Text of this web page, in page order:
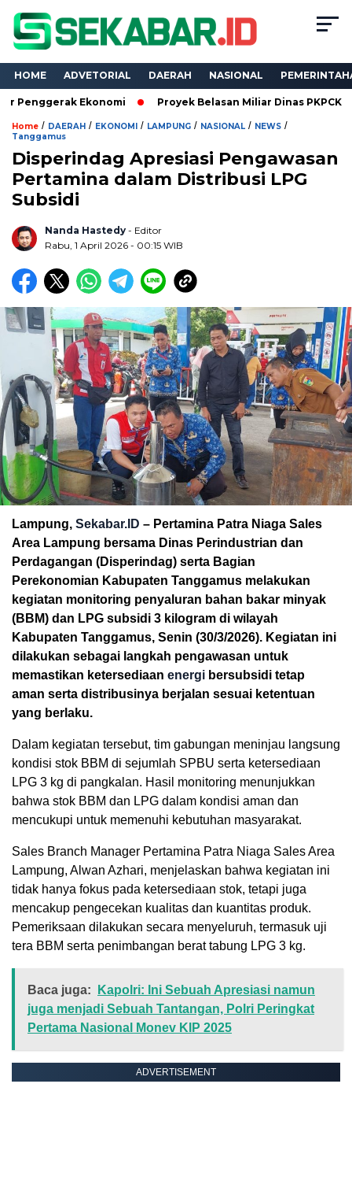
HOME ADVETORIAL DAERAH NASIONAL
Ekonomi Proyek Belasan Miliar Dinas PKPCK Lampung
Home / DAERAH / EKONOMI / LAMPUNG / NASIONAL / NEWS /
Tanggamus
Disperindag Apresiasi Pengawasan
Pertamina dalam Distribusi LPG
Subsidi
Nanda Hastedy - Editor
Rabu, 1 April 2026 - 00:15 WIB
Lampung, Sekabar.ID – Pertamina Patra Niaga Sales
Area Lampung bersama Dinas Perindustrian dan
Perdagangan (Disperindag) serta Bagian
Perekonomian Kabupaten Tanggamus melakukan
kegiatan monitoring penyaluran bahan bakar minyak
(BBM) dan LPG subsidi 3 kilogram di wilayah
Kabupaten Tanggamus, Senin (30/3/2026). Kegiatan ini
dilakukan sebagai langkah pengawasan untuk
memastikan ketersediaan energi bersubsidi tetap
aman serta distribusinya berjalan sesuai ketentuan
yang berlaku.
Dalam kegiatan tersebut, tim gabungan meninjau langsung
kondisi stok BBM di sejumlah SPBU serta ketersediaan
LPG 3 kg di pangkalan. Hasil monitoring menunjukkan
bahwa stok BBM dan LPG dalam kondisi aman dan
mencukupi untuk memenuhi kebutuhan masyarakat.
Sales Branch Manager Pertamina Patra Niaga Sales Area
Lampung, Alwan Azhari, menjelaskan bahwa kegiatan ini
tidak hanya fokus pada ketersediaan stok, tetapi juga
mencakup pengecekan kualitas dan kuantitas produk.
Pemeriksaan dilakukan secara menyeluruh, termasuk uji
tera BBM serta penimbangan berat tabung LPG 3 kg.
Baca juga:
Kapolri: Ini Sebuah Apresiasi namun
juga menjadi Sebuah Tantangan, Polri Peringkat
Pertama Nasional Monev KIP 2025
ADVERTISEMENT